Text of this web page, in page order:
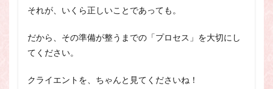
それが、いくら正しいことであっても。
だから、その準備が整うまでの「プロセス」を大切にし
てください。
クライエントを、ちゃんと見てくださいね！